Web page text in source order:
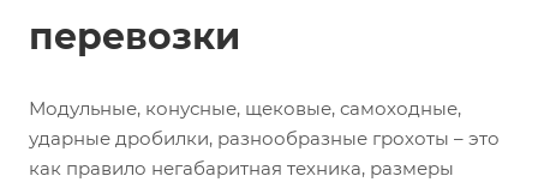
перевозки
Модульные, конусные, щековые, самоходные,
ударные дробилки, разнообразные грохоты – это
как правило негабаритная техника, размеры